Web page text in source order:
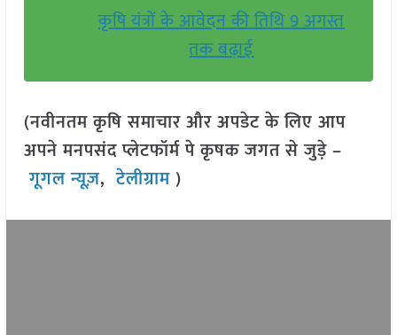
कृषि यंत्रों के आवेदन की तिथि 9 अगस्त
तक बढ़ाई
(नवीनतम कृषि समाचार और अपडेट के लिए आप
अपने मनपसंद प्लेटफॉर्म पे कृषक जगत से जुड़े –
गूगल न्यूज़,टेलीग्राम )